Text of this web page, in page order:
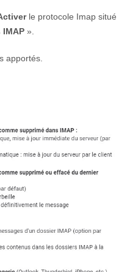
le protocole Imap situé
IMAP ».
apportés.